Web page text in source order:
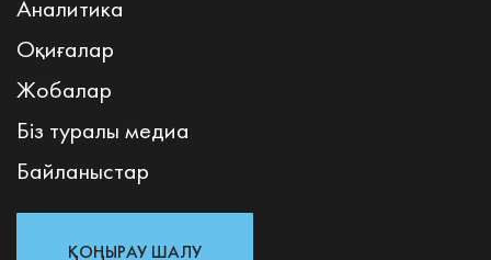
Аналитика
Оқиғалар
Жобалар
Біз туралы медиа
Байланыстар
ҚОҢЫРАУ ШАЛУ